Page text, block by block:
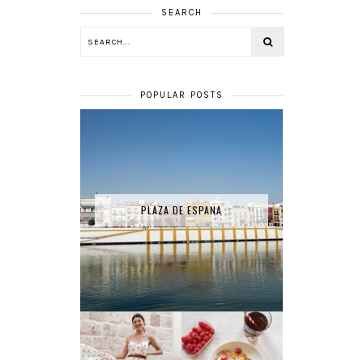
SEARCH
POPULAR POSTS
PLAZA DE ESPANA
RECETTE - PAIN